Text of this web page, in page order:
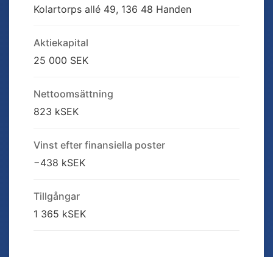
Kolartorps allé 49, 136 48 Handen
Aktiekapital
25 000 SEK
Nettoomsättning
823 kSEK
Vinst efter finansiella poster
−438 kSEK
Tillgångar
1 365 kSEK